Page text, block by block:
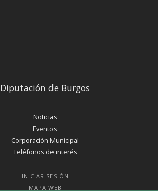
Diputación de Burgos
Noticias
Eventos
Corporación Municipal
Teléfonos de interés
INICIAR SESIÓN
MAPA WEB